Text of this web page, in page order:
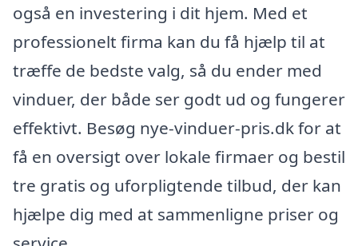
også en investering i dit hjem. Med et
professionelt firma kan du få hjælp til at
træffe de bedste valg, så du ender med
vinduer, der både ser godt ud og fungerer
effektivt. Besøg nye-vinduer-pris.dk for at
få en oversigt over lokale firmaer og bestil
tre gratis og uforpligtende tilbud, der kan
hjælpe dig med at sammenligne priser og